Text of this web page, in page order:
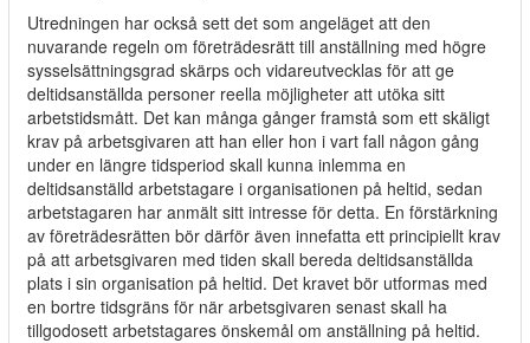
Utredningen har också sett det som angeläget att den
nuvarande regeln om företrädesrätt till anställning med högre
sysselsättningsgrad skärps och vidareutvecklas för att ge
deltidsanställda personer reella möjligheter att utöka sitt
arbetstidsmått. Det kan många gånger framstå som ett skäligt
krav på arbetsgivaren att han eller hon i vart fall någon gång
under en längre tidsperiod skall kunna inlemma en
deltidsanställd arbetstagare i organisationen på heltid, sedan
arbetstagaren har anmält sitt intresse för detta. En förstärkning
av företrädesrätten bör därför även innefatta ett principiellt krav
på att arbetsgivaren med tiden skall bereda deltidsanställda
plats i sin organisation på heltid. Det kravet bör utformas med
en bortre tidsgräns för när arbetsgivaren senast skall ha
tillgodosett arbetstagares önskemål om anställning på heltid.